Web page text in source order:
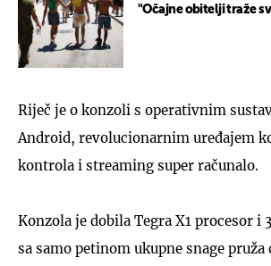
"Očajne obitelji traže
Riječ je o konzoli s operativnim
Android, revolucionarnim uređajem
kontrola i streaming super računalo.
Konzola je dobila Tegra X1 procesor i
sa samo petinom ukupne snage